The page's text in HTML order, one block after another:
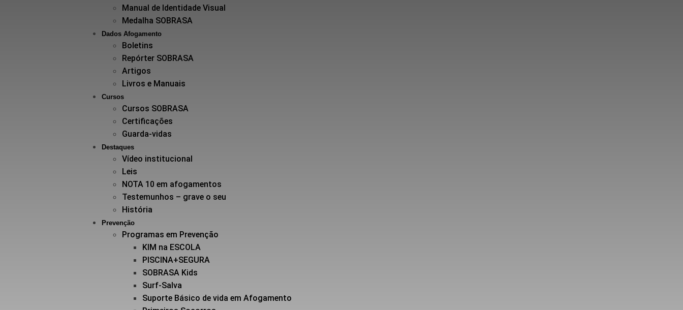
Manual de Identidade Visual
Medalha SOBRASA
Dados Afogamento
Boletins
Repórter SOBRASA
Artigos
Livros e Manuais
Cursos
Cursos SOBRASA
Certificações
Guarda-vidas
Destaques
Vídeo institucional
Leis
NOTA 10 em afogamentos
Testemunhos – grave o seu
História
Prevenção
Programas em Prevenção
KIM na ESCOLA
PISCINA+SEGURA
SOBRASA Kids
Surf-Salva
Suporte Básico de vida em Afogamento